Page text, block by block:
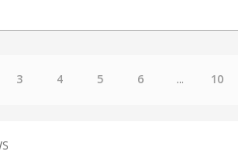
3 4 5 6 ... 10